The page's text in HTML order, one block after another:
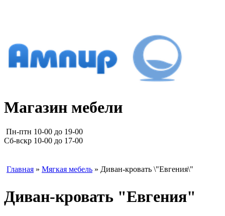
Магазин мебели
Пн-птн 10-00 до 19-00
Сб-вскр 10-00 до 17-00
Главная » Мягкая мебель » Диван-кровать \"Евгения\"
Диван-кровать "Евгения"